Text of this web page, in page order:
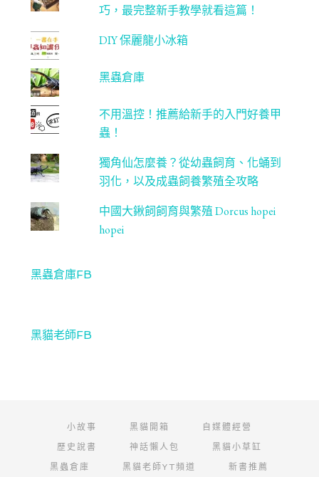
巧，最完整新手教學就看這篇！
DIY 保麗龍小冰箱
黑蟲倉庫
不用溫控！推薦給新手的入門好養甲
蟲！
獨角仙怎麼養？從幼蟲飼育、化蛹到
羽化，以及成蟲飼養繁殖全攻略
中國大鍬飼飼育與繁殖 Dorcus hopei
hopei
黑蟲倉庫FB
黑貓老師FB
小故事 黑貓開箱
自媒體經營
歷史說書
神話懶人包
黑貓小草缸
黑蟲倉庫
黑貓老師YT頻道 新書推薦